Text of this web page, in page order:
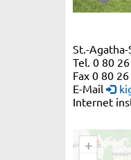
St.-Agatha-
Tel. 0 80
Fax 0 80
E-Mail
Internet